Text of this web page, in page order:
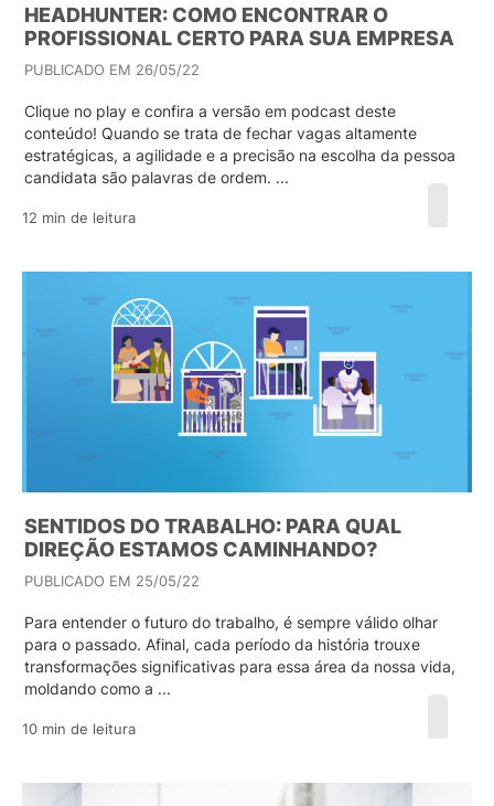
HEADHUNTER: COMO ENCONTRAR O
PROFISSIONAL CERTO PARA SUA EMPRESA
PUBLICADO EM 26/05/22
Clique no play e confira a versão em podcast deste
conteúdo! Quando se trata de fechar vagas altamente
estratégicas, a agilidade e a precisão na escolha da pessoa
candidata são palavras de ordem. ...
12 min de leitura
SENTIDOS DO TRABALHO: PARA QUAL
DIREÇÃO ESTAMOS CAMINHANDO?
PUBLICADO EM 25/05/22
Para entender o futuro do trabalho, é sempre válido olhar
para o passado. Afinal, cada período da história trouxe
transformações significativas para essa área da nossa vida,
moldando como a ...
10 min de leitura